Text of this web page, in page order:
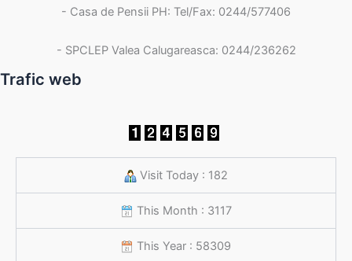
- Casa de Pensii PH: Tel/Fax: 0244/577406
- SPCLEP Valea Calugareasca: 0244/236262
Trafic web
Visit Today : 182
This Month : 3117
This Year : 58309